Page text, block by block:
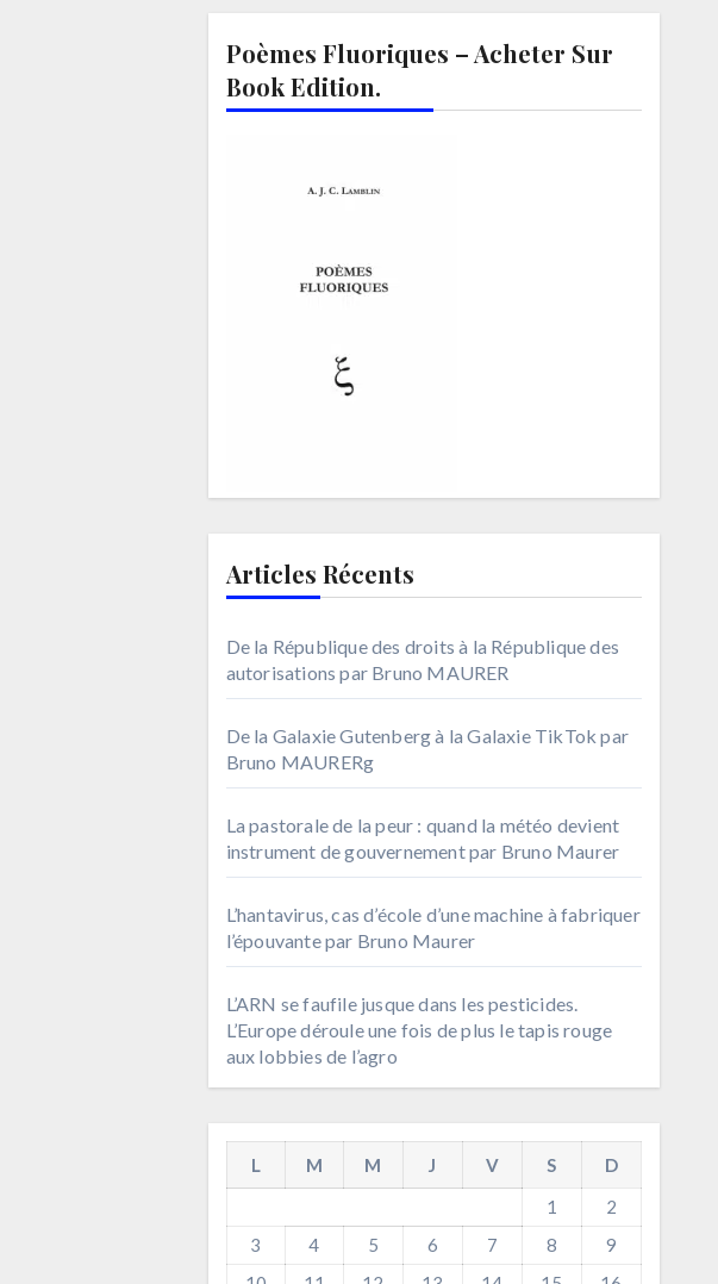
Poèmes Fluoriques – Acheter Sur
Book Edition.
Articles Récents
De la République des droits à la République des
autorisations par Bruno MAURER
De la Galaxie Gutenberg à la Galaxie TikTok par
Bruno MAURERg
La pastorale de la peur : quand la météo devient
instrument de gouvernement par Bruno Maurer
L’hantavirus, cas d’école d’une machine à fabriquer
l’épouvante par Bruno Maurer
L’ARN se faufile jusque dans les pesticides.
L’Europe déroule une fois de plus le tapis rouge
aux lobbies de l’agro
L M M J V S
D
1
2
3
4 5 6 7 8
9